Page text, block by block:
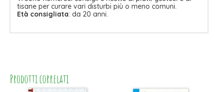
tisane per curare vari disturbi più o meno comuni.
Età consigliata: da 20 anni.
Prodotti correlati